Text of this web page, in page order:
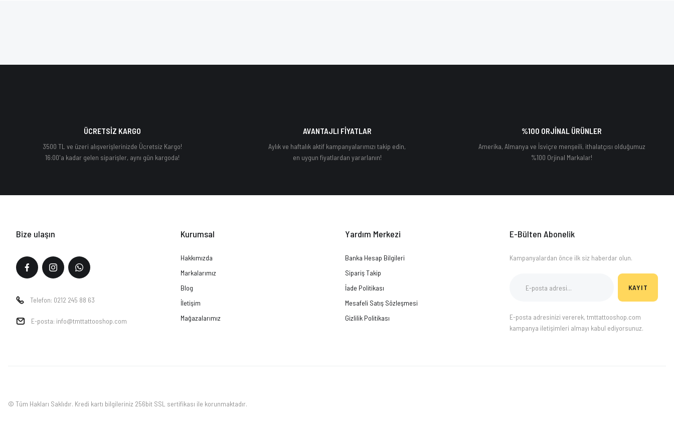
ÜCRETSİZ KARGO
3500 TL ve üzeri alışverişlerinizde Ücretsiz Kargo!
16:00'a kadar gelen siparişler, aynı gün kargoda!
AVANTAJLI FİYATLAR
Aylık ve haftalık aktif kampanyalarımızı takip edin,
en uygun fiyatlardan yararlanın!
%100 ORJİNAL ÜRÜNLER
Amerika, Almanya ve İsviçre menşeili, ithalatçısı olduğumuz
%100 Orjinal Markalar!
Bize ulaşın
Telefon: 0212 245 88 63
E-posta: info@tmttattooshop.com
Kurumsal
Hakkımızda
Markalarımız
Blog
İletişim
Mağazalarımız
Yardım Merkezi
Banka Hesap Bilgileri
Sipariş Takip
İade Politikası
Mesafeli Satış Sözleşmesi
Gizlilik Politikası
E-Bülten Abonelik
Kampanyalardan önce ilk siz haberdar olun.
KAYIT
E-posta adresinizi vererek, tmttattooshop.com
kampanya iletişimleri almayı kabul ediyorsunuz.
© Tüm Hakları Saklıdır. Kredi kartı bilgileriniz 256bit SSL sertifikası ile korunmaktadır.